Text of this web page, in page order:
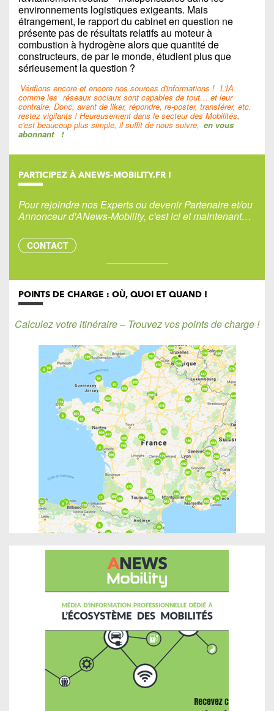
environnements logistiques exigeants. Mais
étrangement, le rapport du cabinet en question ne
présente pas de résultats relatifs au moteur à
combustion à hydrogène alors que quantité de
constructeurs, de par le monde, étudient plus que
sérieusement la question ?
Vérifions encore et encore nos sources d'informations ! L'IA
comme les réseaux sociaux sont capables de tout… et leur
contraire. Donc, avant de liker, répondre, re-poster, transférer, etc.
restez vigilants ! Heureusement dans le secteur des Mobilités,
c'est beaucoup plus simple, il suffit de nous suivre, en vous
abonnant !
PARTICIPEZ À ANEWS-MOBILITY.FR !
Pour rejoindre nos Experts ou devenir Partenaire et/ou
Annonceur d'ANews-Mobility, c'est ici et maintenant…
CONTACT
POINTS DE CHARGE : OÙ, QUOI ET QUAND !
Calculez votre itinéraire – Trouvez vos points de charge !